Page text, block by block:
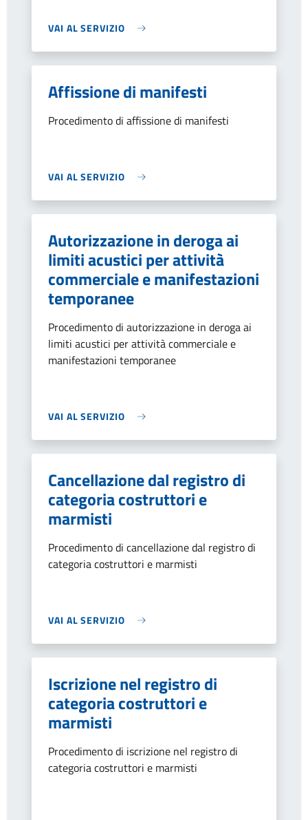
VAI AL SERVIZIO
Affissione di manifesti
Procedimento di affissione di manifesti
VAI AL SERVIZIO
Autorizzazione in deroga ai
limiti acustici per attività
commerciale e manifestazioni
temporanee
Procedimento di autorizzazione in deroga ai
limiti acustici per attività commerciale e
manifestazioni temporanee
VAI AL SERVIZIO
Cancellazione dal registro di
categoria costruttori e
marmisti
Procedimento di cancellazione dal registro di
categoria costruttori e marmisti
VAI AL SERVIZIO
Iscrizione nel registro di
categoria costruttori e
marmisti
Procedimento di iscrizione nel registro di
categoria costruttori e marmisti